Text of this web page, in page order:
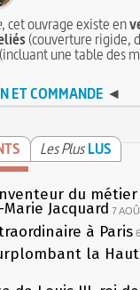
, cet ouvrage existe en
(couverture rigide,
(incluant une table des
ET COMMANDE ◄
Les Plus LUS
du
Jacquard 7
à Paris
la